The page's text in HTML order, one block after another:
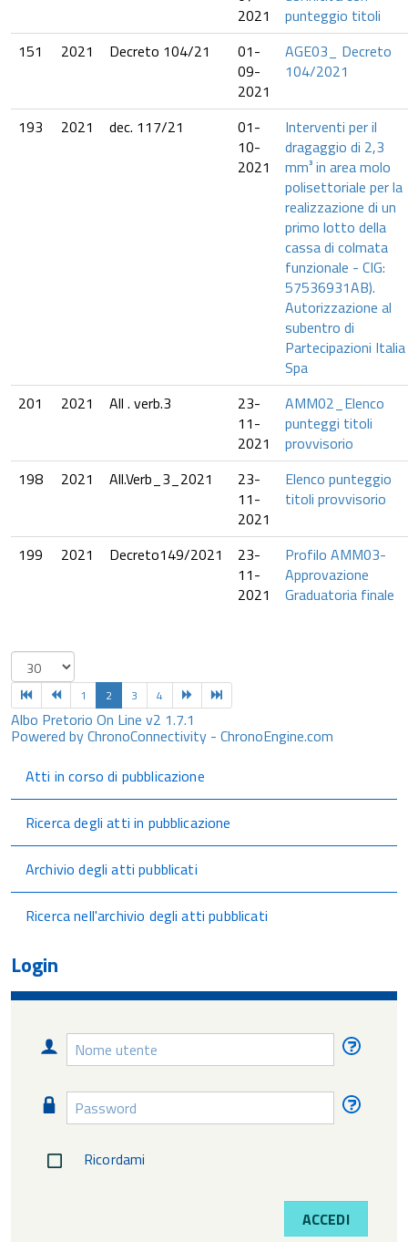
2021
punteggio titoli
151
2021 Decreto 104/21
01-
09-
2021
AGE03_ Decreto
104/2021
193 2021 dec. 117/21
01-
10-
2021
Interventi per il
dragaggio di 2,3
mm³ in area molo
polisettoriale per la
realizzazione di un
primo lotto della
cassa di colmata
funzionale - CIG:
57536931AB).
Autorizzazione al
subentro di
Partecipazioni Italia
Spa
201
2021 All . verb.3
23-
11-
2021
AMM02_Elenco
punteggi titoli
provvisorio
198
2021 All.Verb_3_2021
23-
11-
2021
Elenco punteggio
titoli provvisorio
199 2021 Decreto149/2021
23-
11-
2021
Profilo AMM03-
Approvazione
Graduatoria finale
1 2 3 4
Albo Pretorio On Line v2 1.7.1
Powered by ChronoConnectivity - ChronoEngine.com
Atti in corso di pubblicazione
Ricerca degli atti in pubblicazione
Archivio degli atti pubblicati
Ricerca nell'archivio degli atti pubblicati
Login
Nome
utente
Password
Ricordami
ACCEDI